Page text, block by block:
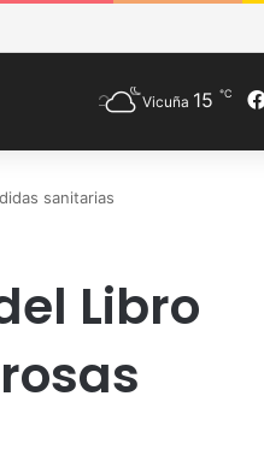
Vicuña 15 ℃
sanitarias
Libro